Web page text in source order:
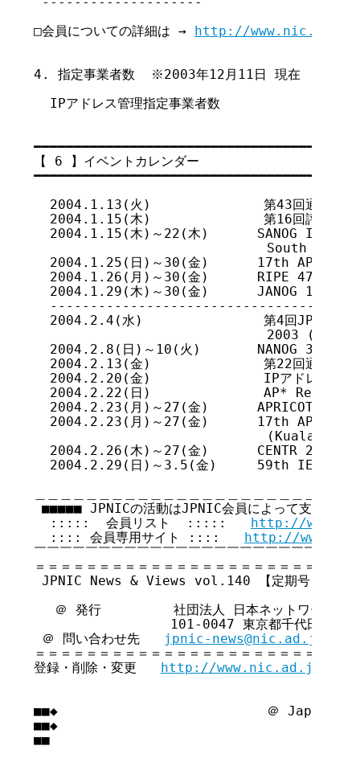
□会員についての詳細は → http://
4. 指定事業者数  ※2003年12月11日 現在
  IPアドレス管理指定事業者数              361
━━━━━━━━━━━━━━━━━━━━━━━━━━━━━━━━━━━
【 6 】イベントカレンダー
━━━━━━━━━━━━━━━━━━━━━━━━━━━━━━━━━━━
2004.1.13(火)              第43回通常理
2004.1.15(木)              第16回評議委
2004.1.15(木)～22(木)      SANOG III
South
2004.1.25(日)～30(金)      17th APAN
2004.1.26(月)～30(金)      RIPE 47
2004.1.29(木)～30(金)      JANOG 13 (東京
2004.2.4(水)               第4回JPNIC・
2003 (東京、
2004.2.8(日)～10(火)       NANOG 30
2004.2.13(金)              第22回通常総
2004.2.20(金)              IPアドレス検
2004.2.22(日)              AP*
2004.2.23(月)～27(金)      APRICOT
2004.2.23(月)～27(金)      17th APNIC
(Kuala
2004.2.26(木)～27(金)      CENTR 21
2004.2.29(日)～3.5(金)     59th IETF
■■■■■ JPNICの活動はJPNIC会員によって支えられ
  :::::  会員リスト  :::::
http://
  :::: 会員専用サイト ::::
http://
￣￣￣￣￣￣￣￣￣￣￣￣￣￣￣￣￣￣￣￣￣￣￣￣
＝＝＝＝＝＝＝＝＝＝＝＝＝＝＝＝＝＝＝＝＝＝＝＝
JPNIC News & Views vol.140 【定期号】
＠ 発行         社団法人 日本ネットワークイン
101-0047 東京都千代田区内
＠ 問い合わせ先
jpnic-news@nic.ad.jp
＝＝＝＝＝＝＝＝＝＝＝＝＝＝＝＝＝＝＝＝＝＝＝＝
登録・削除・変更 http://www.nic.ad.jp/ja/
■■◆                          ＠ Japan
■■◆
■■